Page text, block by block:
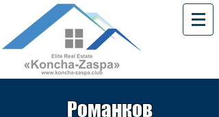
Романков